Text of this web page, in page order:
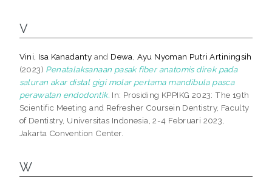
V
Vini, Isa Kanadanty and Dewa, Ayu Nyoman Putri Artiningsih
(2023) Penatalaksanaan pasak fiber anatomis direk pada
saluran akar distal gigi molar pertama mandibula pasca
perawatan endodontik. In: Prosiding KPPIKG 2023: The 19th
Scientific Meeting and Refresher Coursein Dentistry, Faculty
of Dentistry, Universitas Indonesia, 2-4 Februari 2023,
Jakarta Convention Center.
W